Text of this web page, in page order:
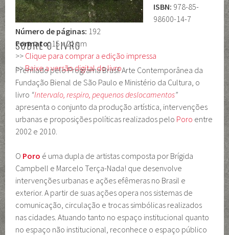
ISBN: 978-85-
98600-14-7
Número de páginas: 192
Formato:15 x 21 cm
>> Clique para comprar a edição impressa
>>Baixe a versão digital do livro
SOBRE O LIVRO
Premiado pelo Programa Brasil Arte Contemporânea da
Fundação Bienal de São Paulo e Ministério da Cultura, o
livro “Intervalo, respiro, pequenos deslocamentos”
apresenta o conjunto da produção artística, intervenções
urbanas e proposições políticas realizados pelo Poro entre
2002 e 2010.
O Poro é uma dupla de artistas composta por Brígida
Campbell e Marcelo Terça-Nada! que desenvolve
intervenções urbanas e ações efêmeras no Brasil e
exterior. A partir de suas ações opera nos sistemas de
comunicação, circulação e trocas simbólicas realizados
nas cidades. Atuando tanto no espaço institucional quanto
no espaço não institucional, reconhece o espaço público